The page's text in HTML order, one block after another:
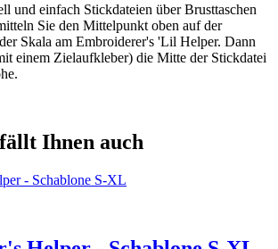
und einfach Stickdateien über Brusttaschen
Sie den Mittelpunkt oben auf der
Skala am Embroiderer's 'Lil Helper. Dann
einem Zielaufkleber) die Mitte der Stickdatei
Ihnen auch